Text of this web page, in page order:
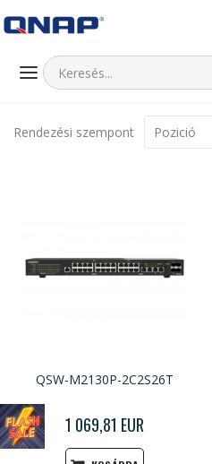
Rendezési szempont
QSW-M2130P-2C2S26T
1 069,81 EUR